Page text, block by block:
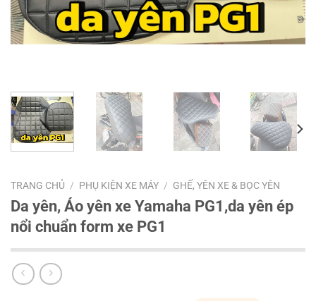
TRANG CHỦ / PHỤ KIỆN XE MÁY / GHẾ, YÊN XE & BỌC YÊN
Da yên, Áo yên xe Yamaha PG1,da yên ép
nổi chuẩn form xe PG1